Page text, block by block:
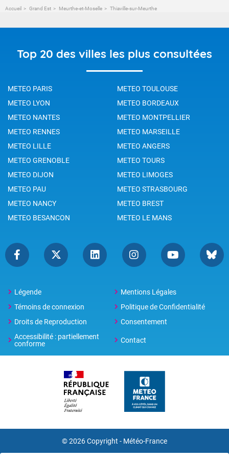
Accueil Grand Est Meurthe-et-Moselle Thiaville-sur-Meurthe
Top 20 des villes les plus consultées
METEO PARIS
METEO TOULOUSE
METEO LYON
METEO BORDEAUX
METEO NANTES
METEO MONTPELLIER
METEO RENNES
METEO MARSEILLE
METEO LILLE
METEO ANGERS
METEO GRENOBLE
METEO TOURS
METEO DIJON
METEO LIMOGES
METEO PAU
METEO STRASBOURG
METEO NANCY
METEO BREST
METEO BESANCON
METEO LE MANS
Légende
Mentions Légales
Témoins de connexion
Politique de Confidentialité
Droits de Reproduction
Consentement
Accessibilité : partiellement
conforme
Contact
© 2026 Copyright - Météo-France